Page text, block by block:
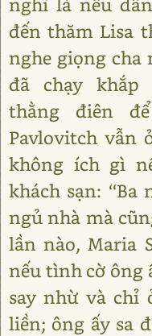
đến thăm Lisa
nghe giọng cha
đã chạy khắp
thằng điên
Pavlovitch vẫn
không ích gì
khách sạn:
ngủ nhà mà
lần nào, Maria
nếu tình cờ ông
say nhừ và
liền; ông ấy sa